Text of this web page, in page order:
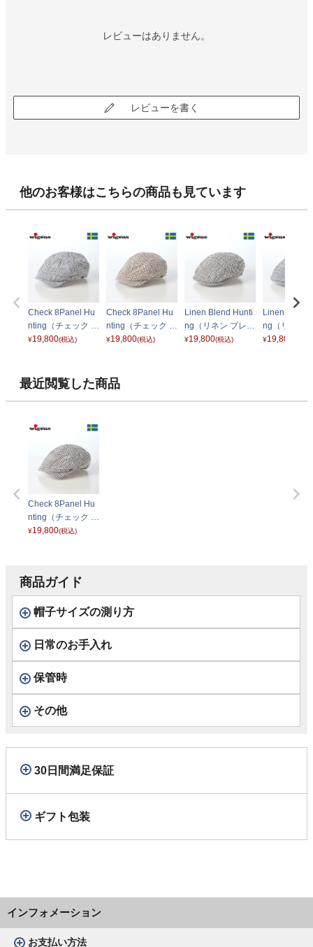
レビューはありません。
レビューを書く
他のお客様はこちらの商品も見ています
Check 8Panel Hu
nting（チェック 8
パネル ハンチン
¥19,800(税込)
Check 8Panel Hu
nting（チェック 8
パネル ハンチン
¥19,800(税込)
Linen Blend Hunti
ng（リネン ブレン
ド ハンチング）10
¥19,800(税込)
Linen Blend
ng（リネン
ド ハンチン
¥19,800
最近閲覧した商品
Check 8Panel Hu
nting（チェック 8
パネル ハンチン
¥19,800(税込)
商品ガイド
帽子サイズの測り方
日常のお手入れ
保管時
その他
30日間満足保証
ギフト包装
インフォメーション
お支払い方法